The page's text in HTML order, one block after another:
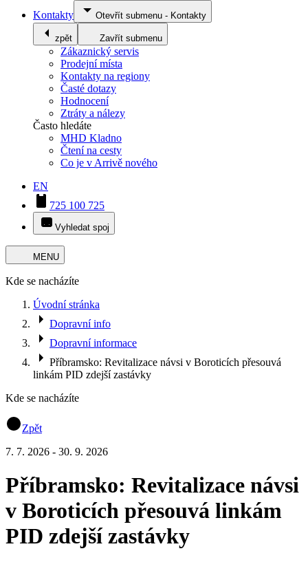
Kontakty
Otevřít submenu - Kontakty
zpět Zavřít submenu
Zákaznický servis
Prodejní místa
Kontakty na regiony
Časté dotazy
Hodnocení
Ztráty a nálezy
Často hledáte
MHD Kladno
Čtení na cesty
Co je v Arrivě nového
EN
725 100 725
Vyhledat spoj
MENU
Kde se nacházíte
Úvodní stránka
Dopravní info
Dopravní informace
Příbramsko: Revitalizace návsi v Boroticích přesouvá
linkám PID zdejší zastávky
Kde se nacházíte
Zpět
7. 7. 2026 - 30. 9. 2026
Příbramsko: Revitalizace návsi
v Boroticích přesouvá linkám
PID zdejší zastávky